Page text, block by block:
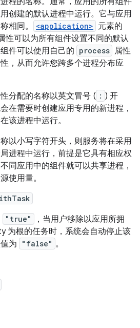
创建的默认进程中运行。它与应用
相同。
<application> 元素的
性可以为所有组件设置不同的默认
件可以使用自己的 process 属性
，从而允许您跨多个进程分布应
分配的名称以英文冒号 ( : ) 开
在需要时创建应用专用的新进程，
该进程中运行。
以小写字符开头，则服务将在采用
进程中运行，前提是它具有相应权
同应用中的组件就可以共享进程，
使用量。
"true"
，当用户移除以应用所拥
为根的任务时，系统会自动停止该
为
"false" 。